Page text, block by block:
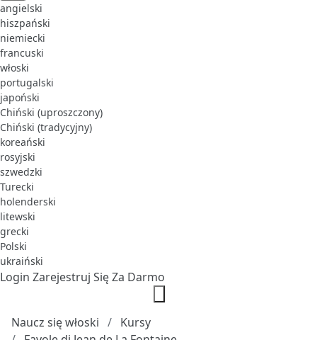
angielski
hiszpański
niemiecki
francuski
włoski
portugalski
japoński
Chiński (uproszczony)
Chiński (tradycyjny)
koreański
rosyjski
szwedzki
Turecki
holenderski
litewski
grecki
Polski
ukraiński
Login Zarejestruj Się Za Darmo
Naucz się włoski
Kursy